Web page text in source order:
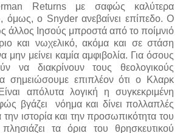
Returns με σαφώς καλύτερα
όμως, ο Snyder ανεβαίνει επίπεδο. Ο
άλλος Ιησούς μπροστά από το ποίμνιό
και νωχελικό, ακόμα και σε στάση
μην μείνει καμία αμφιβολία. Για όσους
να διακρίνουν τους θεολογικούς
σημειώσουμε επιπλέον ότι ο Κλαρκ
απόλυτα λογική η συγκεκριμένη
βγάζει νόημα και δίνει πολλαπλές
την ιστορία και την προσωπικότητα του
τα όρια του θρησκευτικού